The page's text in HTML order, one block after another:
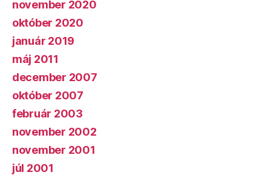
november 2020
október 2020
január 2019
máj 2011
december 2007
október 2007
február 2003
november 2002
november 2001
júl 2001